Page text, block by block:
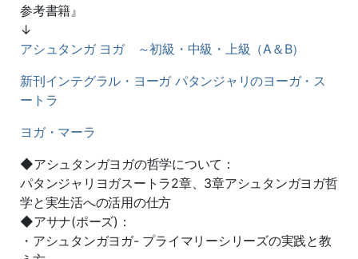
参考書籍』
↓
アシュタンガ ヨガ ～初級・中級・上級（A＆B）
新刊インテグラル・ヨーガ パタンジャリのヨーガ・ス
ートラ
ヨガ・マーラ
◆アシュタンガヨガの哲学について：
パタンジャリヨガスートラ2章、3章アシュタンガヨガ哲
学と実生活への活用の仕方
◆アサナ(ポーズ)：
・アシュタンガヨガ- プライマリーシリーズの実践と教